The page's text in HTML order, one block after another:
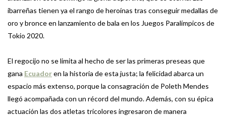
ibarreñas tienen ya el rango de heroínas tras conseguir medallas de
oro y bronce en lanzamiento de bala en los Juegos Paralímpicos de
Tokio 2020.
El regocijo no se limita al hecho de ser las primeras preseas que
gana Ecuadoren la historia de esta justa; la felicidad abarca un
espacio más extenso, porque la consagración de Poleth Mendes
llegó acompañada con un récord del mundo. Además, con su épica
actuación las dos atletas tricolores ingresaron de manera